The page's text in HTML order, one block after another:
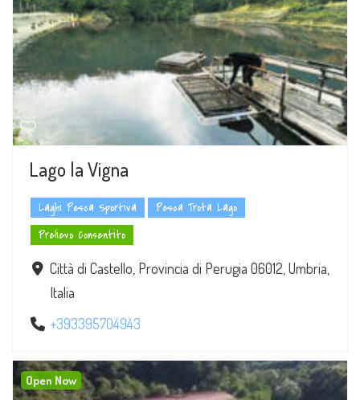
Lago la Vigna
Laghi Pesca Sportiva
Pesca Trota Lago
Prelievo Consentito
Città di Castello, Provincia di Perugia 06012, Umbria,
Italia
+393395704943
Open Now